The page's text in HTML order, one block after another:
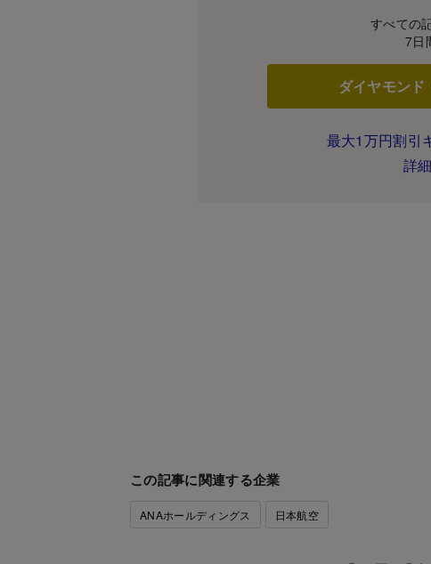
すべての
7日
ダイヤモンド
最大1万円割引
詳
この記事に関連する企業
ANAホールディングス 日本航空